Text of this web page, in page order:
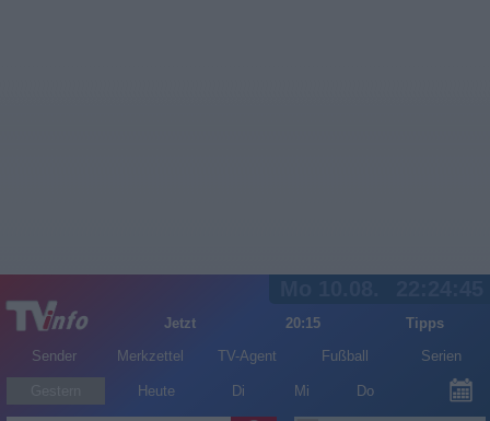
Jetzt 20:15
Tipps
Sender
Merkzettel TV-Agent Fußball Serien
Heute Di Mi Do